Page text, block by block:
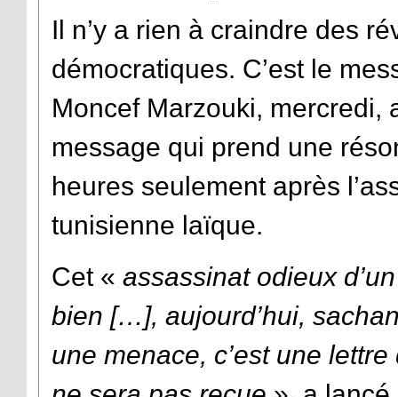
Il n’y a rien à craindre des
démocratiques. C’est le
Moncef Marzouki, mercredi,
message qui prend une
heures seulement après
tunisienne laïque.
Cet « assassinat odieux
bien […], aujourd’hui,
une menace, c’est une